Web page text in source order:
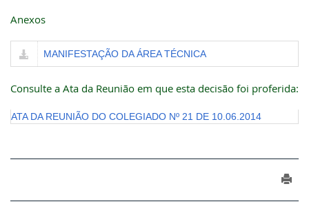
Anexos
MANIFESTAÇÃO DA ÁREA TÉCNICA
Consulte a Ata da Reunião em que esta decisão foi proferida:
ATA DA REUNIÃO DO COLEGIADO Nº 21 DE 10.06.2014